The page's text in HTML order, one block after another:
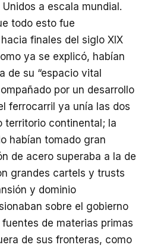
a escala mundial.
todo esto fue
finales del siglo XIX
ya se explicó, habían
de su “espacio vital
por un desarrollo
ferrocarril ya unía las dos
territorio continental; la
habían tomado gran
de acero superaba a la de
grandes cartels y trusts
y dominio
sobre el gobierno
de materias primas
de sus fronteras, como